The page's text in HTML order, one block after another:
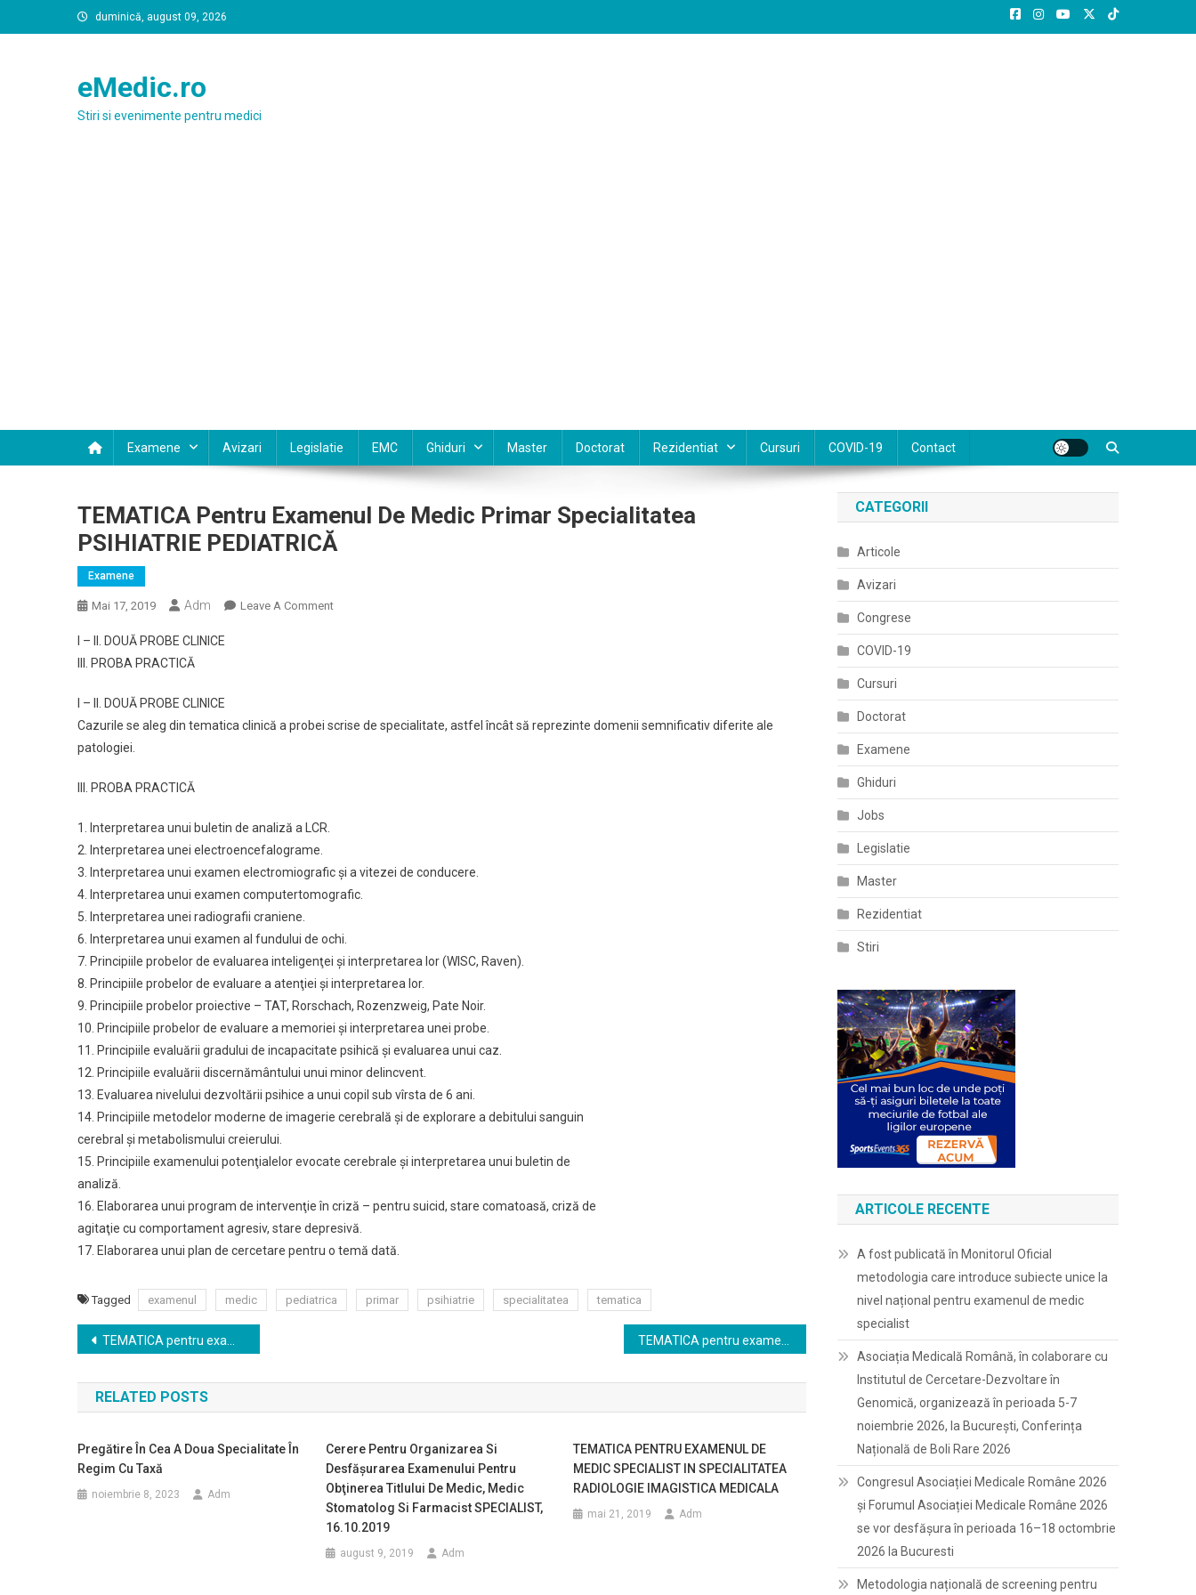
to
duminică, august 09, 2026
eMedic.ro
Stiri si evenimente pentru medici
Examene Avizari Legislatie EMC Ghiduri Master Doctorat Rezidentiat Cursuri COVID-19 Contact
TEMATICA Pentru Examenul De Medic Primar Specialitatea
PSIHIATRIE PEDIATRICĂ
Examene
Mai 17, 2019 Adm Leave A CommentOn
Primar
I – II. DOUĂ PROBE CLINICE
III. PROBA PRACTICĂ
I – II. DOUĂ PROBE CLINICE
Cazurile se aleg din tematica clinică a probei scrise de specialitate, astfel încât să reprezinte domenii semnificativ diferite ale
patologiei.
III. PROBA PRACTICĂ
1. Interpretarea unui buletin de analiză a LCR.
2. Interpretarea unei electroencefalograme.
3. Interpretarea unui examen electromiografic şi a vitezei de conducere.
4. Interpretarea unui examen computertomografic.
5. Interpretarea unei radiografii craniene.
6. Interpretarea unui examen al fundului de ochi.
7. Principiile probelor de evaluarea inteligenţei şi interpretarea lor (WISC, Raven).
8. Principiile probelor de evaluare a atenţiei şi interpretarea lor.
9. Principiile probelor proiective – TAT, Rorschach, Rozenzweig, Pate Noir.
10. Principiile probelor de evaluare a memoriei şi interpretarea unei probe.
11. Principiile evaluării gradului de incapacitate psihică şi evaluarea unui caz.
12. Principiile evaluării discernământului unui minor delincvent.
13. Evaluarea nivelului dezvoltării psihice a unui copil sub vîrsta de 6 ani.
14. Principiile metodelor moderne de imagerie cerebrală şi de explorare a debitului sanguin
cerebral şi metabolismului creierului.
15. Principiile examenului potenţialelor evocate cerebrale şi interpretarea unui buletin de
analiză.
16. Elaborarea unui program de intervenţie în criză – pentru suicid, stare comatoasă, criză de
agitaţie cu comportament agresiv, stare depresivă.
17. Elaborarea unui plan de cercetare pentru o temă dată.
Tagged examenul medic pediatrica primar psihiatrie specialitatea tematica
Navigare
în
articole
TEMATICA pentru examenul de medic primar specialitatea PNEUMOLOGIE
RELATED POSTS
Pregătire În Cea A Doua Specialitate În
Regim Cu Taxă
noiembrie 8, 2023 Adm
Cerere Pentru Organizarea Si
Desfăşurarea Examenului Pentru
Obţinerea Titlului De Medic, Medic
Stomatolog Si Farmacist SPECIALIST,
16.10.2019
august 9, 2019 Adm
TEMATICA PENTRU EXAMENUL DE
MEDIC SPECIALIST IN SPECIALITATEA
RADIOLOGIE IMAGISTICA MEDICALA
mai 21, 2019 Adm
CATEGORII
Articole
Avizari
Congrese
COVID-19
Cursuri
Doctorat
Examene
Ghiduri
Jobs
Legislatie
Master
Rezidentiat
Stiri
ARTICOLE RECENTE
A fost publicată în Monitorul Oficial
metodologia care introduce subiecte unice la
nivel național pentru examenul de medic
specialist
Asociația Medicală Română, în colaborare cu
Institutul de Cercetare-Dezvoltare în
Genomică, organizează în perioada 5-7
noiembrie 2026, la București, Conferința
Națională de Boli Rare 2026
Congresul Asociației Medicale Române 2026
și Forumul Asociației Medicale Române 2026
se vor desfășura în perioada 16–18 octombrie
2026 la Bucuresti
Metodologia națională de screening pentru